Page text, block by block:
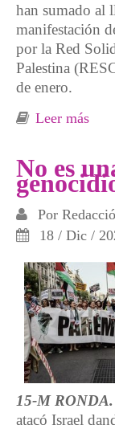
han sumado al
manifestación
por la Red
Palestina
de enero.
Leer más
a
No es
Por
18 / Dic /
15-M
atacó Israel